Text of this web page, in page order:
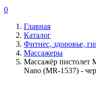
0
Главная
Каталог
Фитнес, здоровье,
Массажеры
Массажёр пистолет
Nano (MR-1537) -